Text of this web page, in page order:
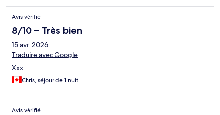
Avis vérifié
8/10 – Très bien
15 avr. 2026
Traduire avec Google
Xxx
Chris, séjour de 1 nuit
Avis vérifié